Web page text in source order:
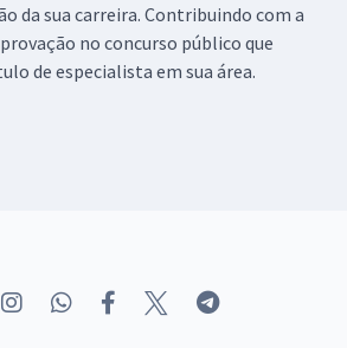
da sua carreira. Contribuindo com a
no concurso público que
de especialista em sua área.